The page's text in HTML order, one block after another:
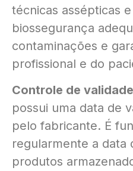
técnicas assépticas
biossegurança
contaminações e
profissional e do
Controle de
possui uma data de
pelo fabricante. É
regularmente a data
produtos